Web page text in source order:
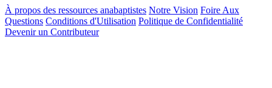
À propos des ressources anabaptistes Notre Vision Foire Aux
Questions Conditions d'Utilisation Politique de Confidentialité
Devenir un Contributeur